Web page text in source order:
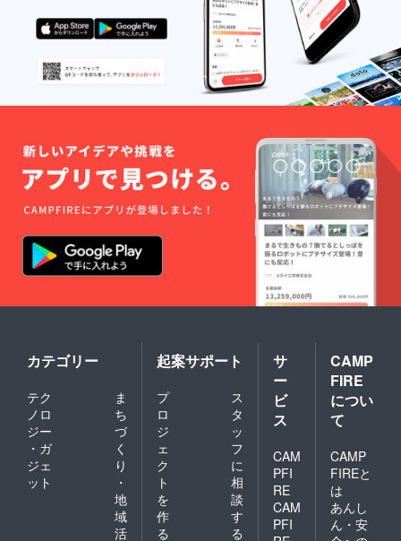
追加が
別途必
要とな
ります)
※ご注文
状況、
使用部
材の供
況、製
造工程
上の都
合等に
より出
荷時期
が遅れ
る場合
があり
カテゴリー
テク
ノロ
ジー
・ガ
ジェ
ット
ま
ち
づ
く
り
・
地
域
活
起案サポート
プ
ロ
ジ
ェ
ク
ト
を
作
る
ス
タ
ッ
フ
に
相
談
す
る
サ
ー
ビ
ス
CAM
PFI
RE
CAM
PFI
CAMP
FIRE
につい
て
CAMP
FIREと
は
あんし
ん・安